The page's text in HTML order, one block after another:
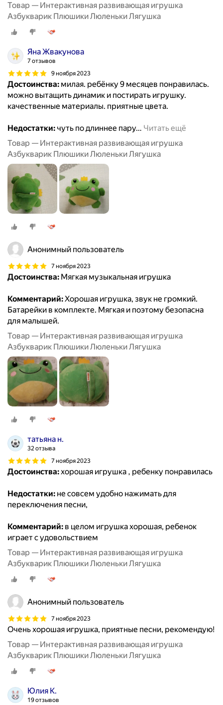
Товар — Интерактивная развивающая игрушка
Азбукварик Плюшики Люленьки Лягушка
Яна Жвакунова
7 отзывов
9 ноября 2023
Достоинства: милая. ребёнку 9 месяцев понравилась.
можно вытащить динамик и постирать игрушку.
качественные материалы. приятные цвета.
Недостатки: чуть по длиннее пару… Читать ещё
Товар — Интерактивная развивающая игрушка
Азбукварик Плюшики Люленьки Лягушка
Анонимный пользователь
7 ноября 2023
Достоинства: Мягкая музыкальная игрушка
Комментарий:Хорошая игрушка, звук не громкий.
Батарейки в комплекте. Мягкая и поэтому безопасна
для малышей.
Товар — Интерактивная развивающая игрушка
Азбукварик Плюшики Люленьки Лягушка
татьяна н.
32 отзыва
7 ноября 2023
Достоинства:хорошая игрушка , ребенку понравилась
Недостатки: не совсем удобно нажимать для
переключения песни,
Комментарий: в целом игрушка хорошая, ребенок
играет с удовольствием
Товар — Интерактивная развивающая игрушка
Азбукварик Плюшики Люленьки Лягушка
Анонимный пользователь
7 ноября 2023
Очень хорошая игрушка, приятные песни, рекомендую!
Товар — Интерактивная развивающая игрушка
Азбукварик Плюшики Люленьки Лягушка
Юлия К.
19 отзывов